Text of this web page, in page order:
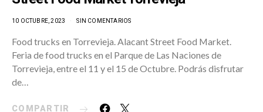
10 OCTUBRE, 2023 SIN COMENTARIOS
Food trucks en Torrevieja. Alacant Street Food Market.
Feria de food trucks en el Parque de Las Naciones de
Torrevieja, entre el 11 y el 15 de Octubre. Podrás disfrutar
de…
COMPARTIR